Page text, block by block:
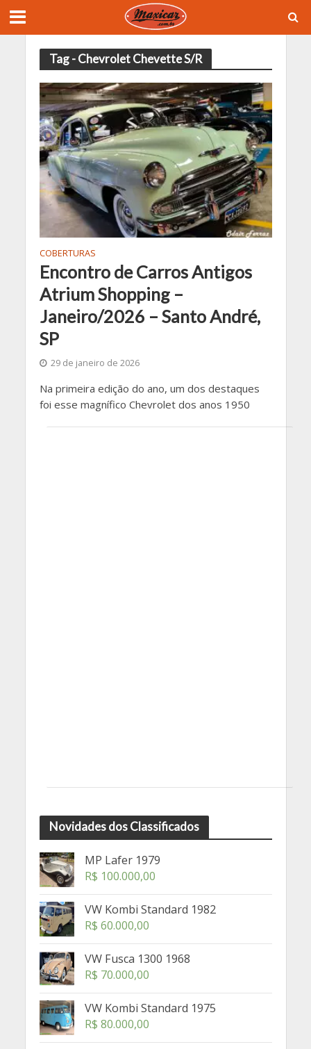
Tag - Chevrolet Chevette S/R
COBERTURAS
Encontro de Carros Antigos
Atrium Shopping –
Janeiro/2026 – Santo André,
SP
29 de janeiro de 2026
Na primeira edição do ano, um dos destaques
foi esse magnífico Chevrolet dos anos 1950
Novidades dos Classificados
MP Lafer 1979
R$ 100.000,00
VW Kombi Standard 1982
R$ 60.000,00
VW Fusca 1300 1968
R$ 70.000,00
VW Kombi Standard 1975
R$ 80.000,00